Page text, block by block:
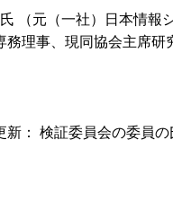
（元（一社）日本情報
務理事、現同協会主席研
新： 検証委員会の委員の